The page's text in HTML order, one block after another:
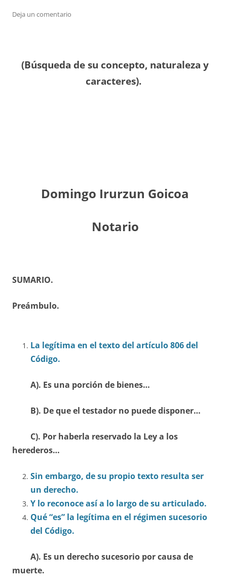
Deja un comentario
(Búsqueda de su concepto, naturaleza y
caracteres).
Domingo Irurzun Goicoa
Notario
SUMARIO.
Preámbulo.
La legítima en el texto del artículo 806 del
Código.
A). Es una porción de bienes…
B). De que el testador no puede disponer…
C). Por haberla reservado la Ley a los
herederos…
Sin embargo, de su propio texto resulta ser
un derecho.
Y lo reconoce así a lo largo de su articulado.
Qué “es” la legítima en el régimen sucesorio
del Código.
A). Es un derecho sucesorio por causa de
muerte.